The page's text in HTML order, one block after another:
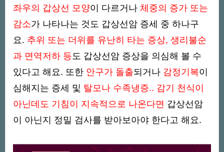
좌우의 갑상선 모양이 다르거나 체중의 증가 또는
감소가 나타나는 것도 갑상선암 증세 중 하나구
요. 추위 또는 더위를 유난히 타는 증상, 생리불순
과 면역저하 등 도 갑상선암 증상을 의심해 볼 수
있다고 해요. 또한 안구가 돌출되거나 감정기복이
심해지는 증세 및 탈모나 수족냉증.. 감기 천식이
아닌데도 기침이 지속적으로 나온다면 갑상선암
이 아닌지 정밀 검사를 받아보아야 한다고 해요.